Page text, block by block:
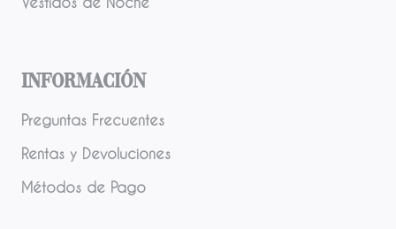
Información
Preguntas Frecuentes
Rentas y Devoluciones
Métodos de Pago